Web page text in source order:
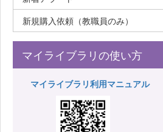
新規購入依頼（教職員のみ）
マイライブラリの使い方
マイライブラリ利用マニュアル